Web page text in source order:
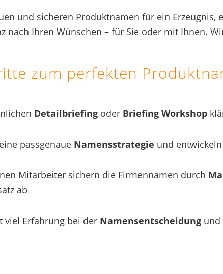
und sicheren Produktnamen für ein
nach Ihren Wünschen – für Sie oder mit Ihnen.
zum perfekten
Detailbriefing oder Briefing Workshop
passgenaue Namensstrategie und
Mitarbeiter sichern die Firmennamen durch
ab
viel Erfahrung bei der Namensentscheidung und